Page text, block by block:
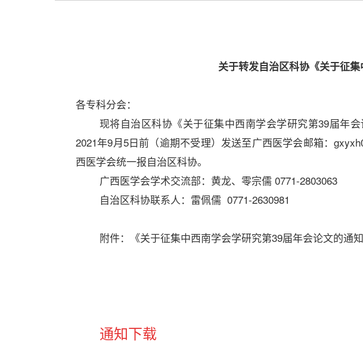
关于转发自治区科协《关于征
各专科分会：
现将自治区科协《关于征集中西南学会学研究第39届年
2021年9月5日前（逾期不受理）发送至广西医学会邮箱：
西医学会统一报自治区科协。
广西医学会学术交流部：黄龙、零宗儒 0771-2803063
自治区科协联系人：雷佩儒 0771-2630981
附件：《关于征集中西南学会学研究第39届年会论文的通知
通知下载